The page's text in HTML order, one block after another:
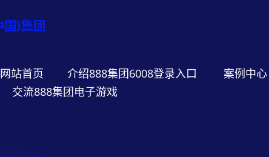
网站首页 介绍888集团6008登录入口 案例中心
交流888集团电子游戏